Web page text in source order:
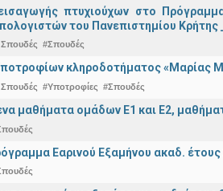
πτυχιούχων στo
του Πανεπιστημίου
Σπουδές #Σπουδές
κληροδοτήματος «Μαρίας
Σπουδές #Υποτροφίες #Σπουδές
μαθήματα ομάδων Ε1 και Ε2,
Εαρινού Εξαμήνου ακαδ.